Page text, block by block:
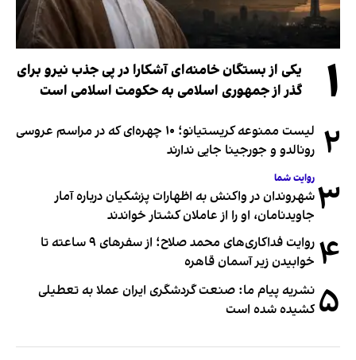
۱
یکی از بستگان خامنه‌ای آشکارا در پی جذب نیرو برای
گذر از جمهوری اسلامی به حکومت اسلامی است
۲
لیست ممنوعه کریستیانو؛ ۱۰ چهره‌ای که در مراسم عروسی
رونالدو و جورجینا جایی ندارند
۳ روایت شما
شهروندان در واکنش به اظهارات پزشکیان درباره آمار
جاویدنامان، او را از عاملان کشتار خواندند
۴
روایت فداکاری‌های محمد صلاح؛ از سفرهای ۹ ساعته تا
خوابیدن زیر آسمان قاهره
۵ نشریه پیام ما: صنعت گردشگری ایران عملا به تعطیلی
کشیده شده است